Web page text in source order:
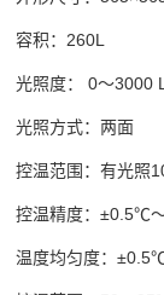
容积： 260L
光照度： 0～3000
光照方式：两面
控温范围：有光照
控温精度：±0.5℃
温度均匀度：